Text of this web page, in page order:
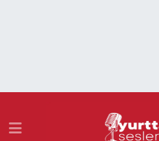
Namaz Vakitleri